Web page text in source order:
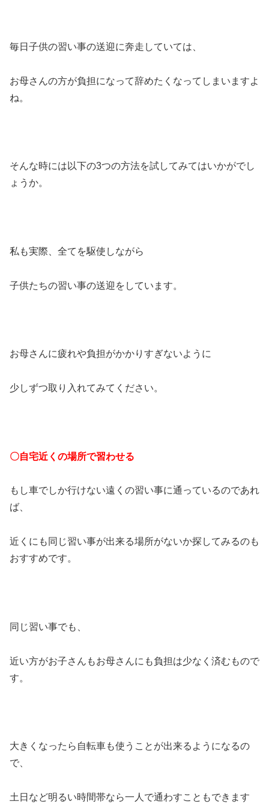
毎日子供の習い事の送迎に奔走していては、
お母さんの方が負担になって辞めたくなってしまいますよ
ね。
そんな時には以下の3つの方法を試してみてはいかがでし
ょうか。
私も実際、全てを駆使しながら
子供たちの習い事の送迎をしています。
お母さんに疲れや負担がかかりすぎないように
少しずつ取り入れてみてください。
〇自宅近くの場所で習わせる
もし車でしか行けない遠くの習い事に通っているのであれ
ば、
近くにも同じ習い事が出来る場所がないか探してみるのも
おすすめです。
同じ習い事でも、
近い方がお子さんもお母さんにも負担は少なく済むもので
す。
大きくなったら自転車も使うことが出来るようになるの
で、
土日など明るい時間帯なら一人で通わすこともできます